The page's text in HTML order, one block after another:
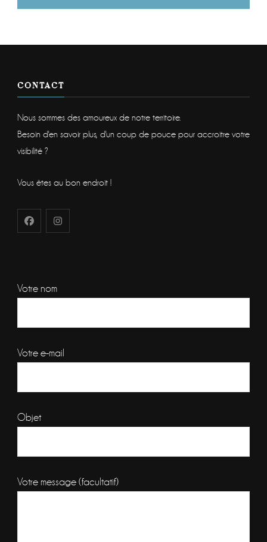
CONTACT
Nous sommes des amoureux de notre territoire.
Besoin d'en savoir plus, d'un coup de pouce pour accroitre votre
visibilité ?
Vous êtes au bon endroit !
Votre nom
Votre e-mail
Objet
Votre message (facultatif)